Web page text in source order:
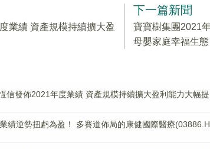
業績 資產規模持續擴大盈
下一篇新聞
寶寶樹集團2021
母嬰家庭幸福生態
信發佈2021年度業績 資產規模持續擴大盈利能力大幅
績逆勢扭虧為盈！ 多賽道佈局的康健國際醫療